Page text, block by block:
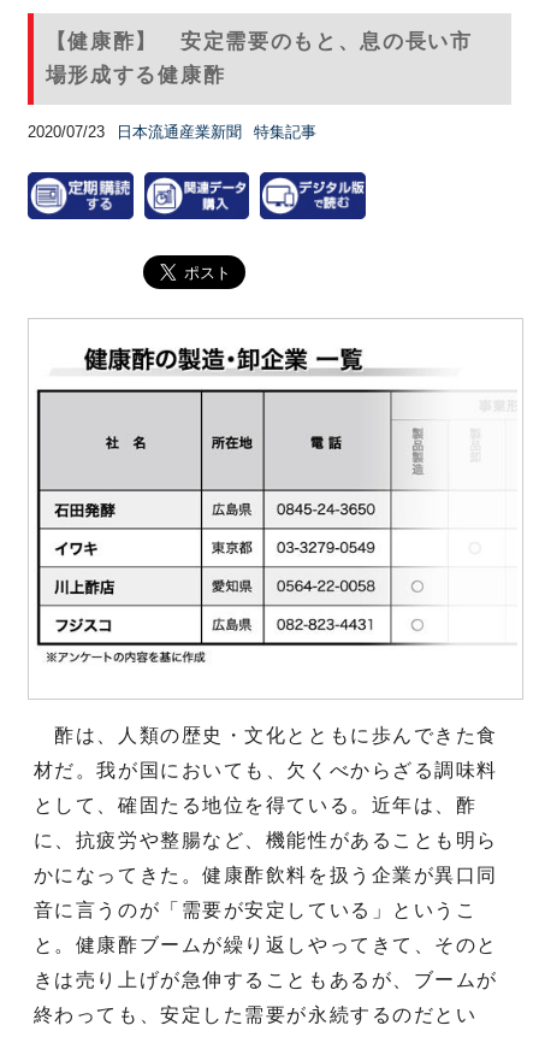
【健康酢】 安定需要のもと、息の長い市
場形成する健康酢
2020/07/23 日本流通産業新聞 特集記事
酢は、人類の歴史・文化とともに歩んできた食
材だ。我が国においても、欠くべからざる調味料
として、確固たる地位を得ている。近年は、酢
に、抗疲労や整腸など、機能性があることも明ら
かになってきた。健康酢飲料を扱う企業が異口同
音に言うのが「需要が安定している」というこ
と。健康酢ブームが繰り返しやってきて、そのと
きは売り上げが急伸することもあるが、ブームが
終わっても、安定した需要が永続するのだとい